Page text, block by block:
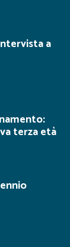
a
terza età